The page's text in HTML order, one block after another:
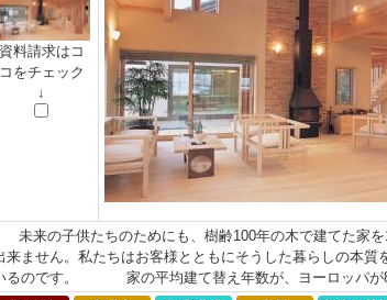
資料請求はコ
コをチェック
↓
未来の子供たちのためにも、樹齢100年の木で建てた家を
来ません。私たちはお客様とともにそうした暮らしの本
るのです。 家の平均建て替え年数が、ヨーロッパが